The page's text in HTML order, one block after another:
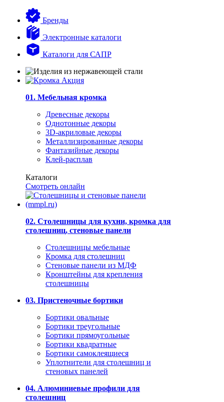
Бренды
Электронные каталоги
Каталоги для САПР
01. Мебельная кромка
Древесные декоры
Однотонные декоры
3D-акриловые декоры
Металлизированные декоры
Фантазийные декоры
Клей-расплав
Каталоги
Смотреть онлайн
02. Столешницы для кухни, кромка для
столешниц, стеновые панели
Столешницы мебельные
Кромка для столешниц
Стеновые панели из МДФ
Кронштейны для крепления
столешницы
03. Пристеночные бортики
Бортики овальные
Бортики треугольные
Бортики прямоугольные
Бортики квадратные
Бортики самоклеящиеся
Уплотнители для столешниц и
стеновых панелей
04. Алюминиевые профили для
столешниц